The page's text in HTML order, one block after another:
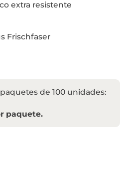
extra resistente
Frischfaser
de 100 unidades:
paquete.